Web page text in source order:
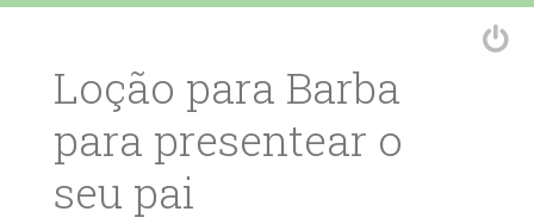
Loção para Barba
para presentear o
seu pai